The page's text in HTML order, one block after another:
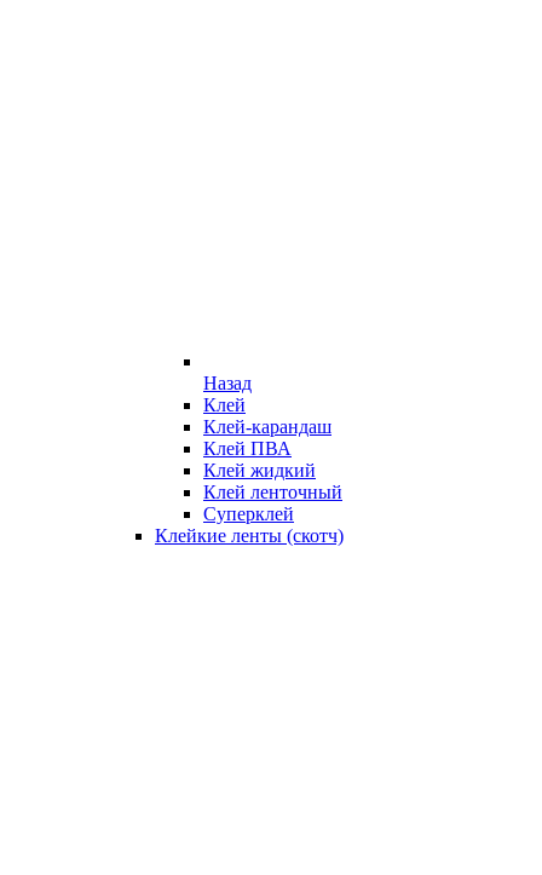
Назад
Клей
Клей-карандаш
Клей ПВА
Клей жидкий
Клей ленточный
Суперклей
Клейкие ленты (скотч)